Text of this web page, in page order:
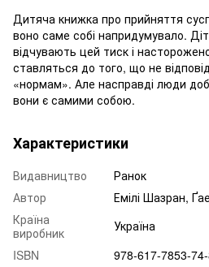
Дитяча книжка про прийняття
воно саме собі напридумувало.
відчувають цей тиск і
ставляться до того, що не
«нормам». Але насправді люди
вони є самими собою.
Характеристики
Видавництво
Ранок
Автор
Емілі Шазран,
Країна
виробник
Україна
ISBN
978-617-7853-